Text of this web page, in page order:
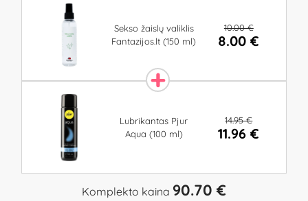
Sekso žaislų valiklis
Fantazijos.lt (150 ml)
10.00 €
8.00 €
Lubrikantas Pjur
Aqua (100 ml)
14.95 €
11.96 €
Komplekto kaina 90.70 €